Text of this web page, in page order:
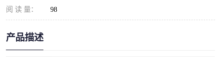
阅 读 量： 98
产品描述